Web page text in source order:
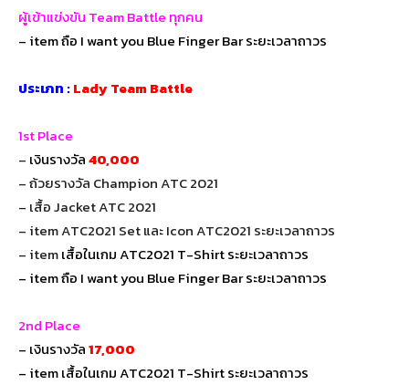
ผู้เข้าแข่งขัน Team Battle ทุกคน
– item ถือ I want you Blue Finger Bar ระยะเวลาถาวร
ประเภท :Lady TeamBattle
1st Place
– เงินรางวัล40,000
– ถ้วยรางวัล Champion ATC 2021
– เสื้อ Jacket ATC 2021
– item ATC2021 Set และ Icon ATC2021 ระยะเวลาถาวร
– itemเสื้อในเกม ATC2021 T-Shirt ระยะเวลาถาวร
– item ถือ I want you Blue Finger Bar ระยะเวลาถาวร
2nd Place
– เงินรางวัล17,000
– item เสื้อในเกม ATC2021 T-Shirt ระยะเวลาถาวร